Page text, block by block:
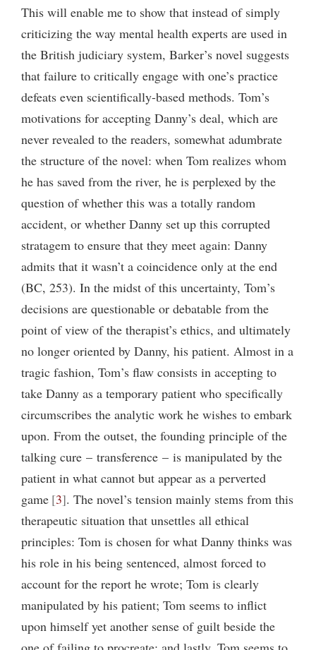
This will enable me to show that instead of simply
criticizing the way mental health experts are used in
the British judiciary system, Barker’s novel suggests
that failure to critically engage with one’s practice
defeats even scientifically-based methods. Tom’s
motivations for accepting Danny’s deal, which are
never revealed to the readers, somewhat adumbrate
the structure of the novel: when Tom realizes whom
he has saved from the river, he is perplexed by the
question of whether this was a totally random
accident, or whether Danny set up this corrupted
stratagem to ensure that they meet again: Danny
admits that it wasn’t a coincidence only at the end
(BC, 253). In the midst of this uncertainty, Tom’s
decisions are questionable or debatable from the
point of view of the therapist’s ethics, and ultimately
no longer oriented by Danny, his patient. Almost in a
tragic fashion, Tom’s flaw consists in accepting to
take Danny as a temporary patient who specifically
circumscribes the analytic work he wishes to embark
upon. From the outset, the founding principle of the
talking cure – transference – is manipulated by the
patient in what cannot but appear as a perverted
game 3 . The novel’s tension mainly stems from this
therapeutic situation that unsettles all ethical
principles: Tom is chosen for what Danny thinks was
his role in his being sentenced, almost forced to
account for the report he wrote; Tom is clearly
manipulated by his patient; Tom seems to inflict
upon himself yet another sense of guilt beside the